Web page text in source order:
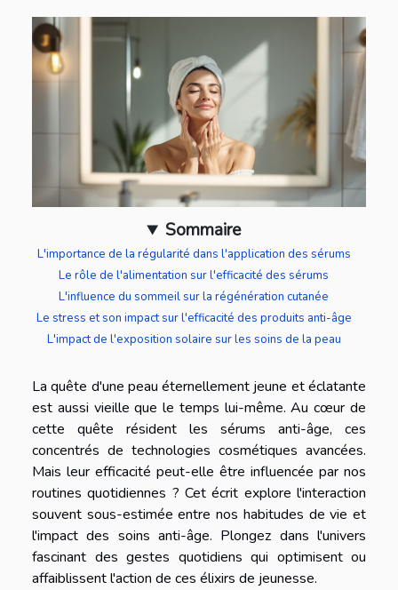
Sommaire
L'importance de la régularité dans l'application des sérums
Le rôle de l'alimentation sur l'efficacité des sérums
L'influence du sommeil sur la régénération cutanée
Le stress et son impact sur l'efficacité des produits anti-âge
L'impact de l'exposition solaire sur les soins de la peau
La quête d'une peau éternellement jeune et éclatante
est aussi vieille que le temps lui-même. Au cœur de
cette quête résident les sérums anti-âge, ces
concentrés de technologies cosmétiques avancées.
Mais leur efficacité peut-elle être influencée par nos
routines quotidiennes ? Cet écrit explore l'interaction
souvent sous-estimée entre nos habitudes de vie et
l'impact des soins anti-âge. Plongez dans l'univers
fascinant des gestes quotidiens qui optimisent ou
affaiblissent l'action de ces élixirs de jeunesse.